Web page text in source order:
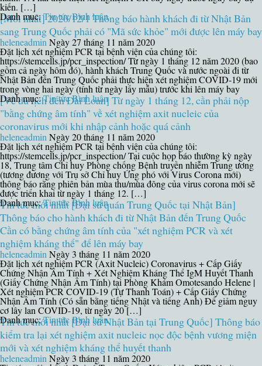
kiến. […]
Danh mục:Tin tứcBình luận
[Mới nhất] 2020/12/1 Thông báo hành khách đi từ Nhật Bản
sang Trung Quốc phải có "Mã sức khỏe" mới được lên máy bay
heleneadmin Ngày 27 tháng 11 năm 2020
Đặt lịch xét nghiệm PCR tại bệnh viện của chúng tôi:
https://stemcells.jp/pcr_inspection/ Từ ngày 1 tháng 12 năm 2020 (bao
gồm cả ngày hôm đó), hành khách Trung Quốc và nước ngoài đi từ
Nhật Bản đến Trung Quốc phải thực hiện xét nghiệm COVID-19 mới
trong vòng hai ngày (tính từ ngày lấy mẫu) trước khi lên máy bay
Danh mục:Tin tứcBình luận
[Về du lịch đến Đài Loan] Từ ngày 1 tháng 12, cần phải nộp
"bằng chứng âm tính" về xét nghiệm axit nucleic của
coronavirus mới khi nhập cảnh hoặc quá cảnh
heleneadmin Ngày 20 tháng 11 năm 2020
Đặt lịch xét nghiệm PCR tại bệnh viện của chúng tôi:
https://stemcells.jp/pcr_inspection/ Tại cuộc họp báo thường kỳ ngày
18, Trung tâm Chỉ huy Phòng chống Bệnh truyền nhiễm Trung ương
(tương đương với Trụ sở Chỉ huy Ứng phó với Virus Corona mới)
thông báo rằng phiên bản mùa thu/mùa đông của virus corona mới sẽ
được triển khai từ ngày 1 tháng 12. […]
Danh mục:Tin tứcBình luận
Tin tức mới nhất [Đại sứ quán Trung Quốc tại Nhật Bản]
Thông báo cho hành khách đi từ Nhật Bản đến Trung Quốc
Cần có bằng chứng âm tính của "xét nghiệm PCR và xét
nghiệm kháng thể" để lên máy bay
heleneadmin Ngày 3 tháng 11 năm 2020
Đặt lịch xét nghiệm PCR (Axit Nucleic) Coronavirus + Cấp Giấy
Chứng Nhận Âm Tính + Xét Nghiệm Kháng Thể IgM Huyết Thanh
(Giấy Chứng Nhận Âm Tính) tại Phòng Khám Omotesando Helene |
Xét nghiệm PCR COVID-19 (Tự Thanh Toán) + Cấp Giấy Chứng
Nhận Âm Tính (Có sẵn bằng tiếng Nhật và tiếng Anh) Để giảm nguy
cơ lây lan COVID-19, từ ngày 20 […]
Danh mục:Tin tứcBình luận
Tin tức mới nhất [Đại sứ Nhật Bản tại Trung Quốc] Thông báo
kiểm tra lại xét nghiệm axit nucleic nọc độc bệnh vương miện
mới và xét nghiệm kháng thể huyết thanh
heleneadmin Ngày 3 tháng 11 năm 2020